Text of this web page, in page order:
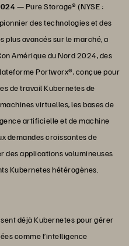
— Pure Storage® (NYSE :
des technologies et des
plus avancés sur le marché, a
Amérique du Nord 2024, des
Portworx®, conçue pour
de travail Kubernetes de
virtuelles, les bases de
artificielle et de machine
demandes croissantes de
des applications volumineuses
Kubernetes hétérogènes.
déjà Kubernetes pour gérer
comme l’intelligence